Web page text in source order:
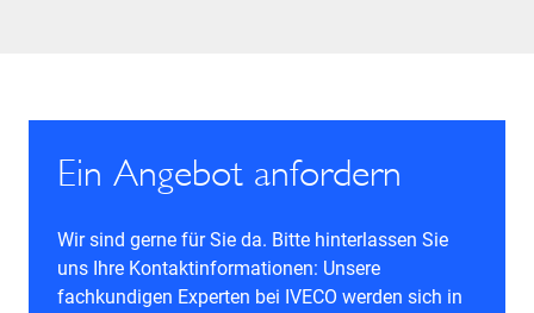
Ein Angebot anfordern
Wir sind gerne für Sie da. Bitte hinterlassen Sie
uns Ihre Kontaktinformationen: Unsere
fachkundigen Experten bei IVECO werden sich in